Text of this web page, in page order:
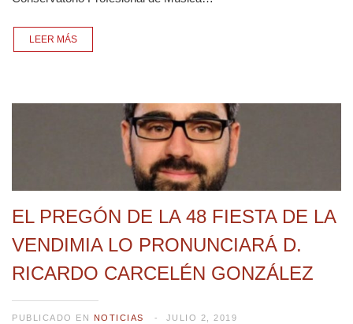
LEER MÁS
EL PREGÓN DE LA 48 FIESTA DE LA
VENDIMIA LO PRONUNCIARÁ D.
RICARDO CARCELÉN GONZÁLEZ
PUBLICADO EN NOTICIAS JULIO 2, 2019